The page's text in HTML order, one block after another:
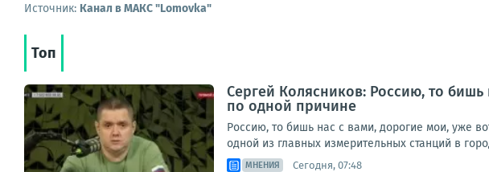
Источник: Канал в МАКС "Lomovka"
Топ
Сергей Колясников: Россию, то
по одной причине
Россию, то бишь нас с вами, дорогие мои, уже
одной из главных измерительных станций в
МНЕНИЯ Сегодня, 07:48